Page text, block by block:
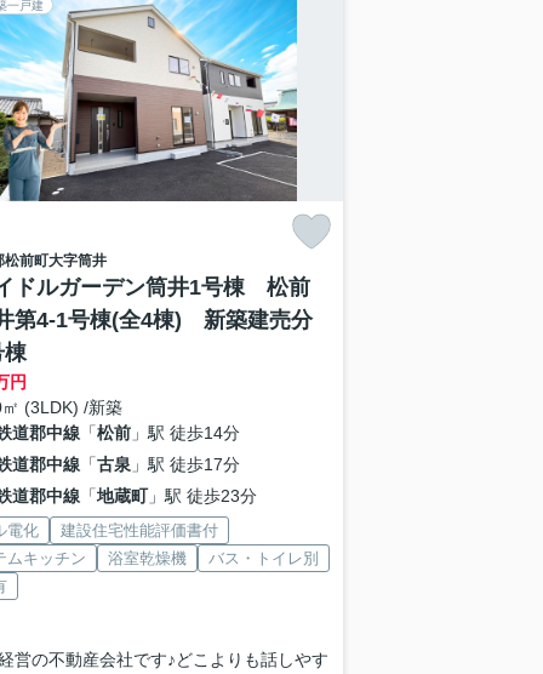
一戸建
松前町大字筒井
ドルガーデン筒井1号棟 松前
第4-1号棟(全4棟) 新築建売分
棟
円
(3LDK) /新築
道郡中線「松前」駅 徒歩14分
道郡中線「古泉 」駅 徒歩17分
道郡中線「地蔵町」駅 徒歩23分
電化
建設住宅性能評価書付
ムキッチン
浴室乾燥機
バス・トイレ別
営の不動産会社です♪どこよりも話しやす